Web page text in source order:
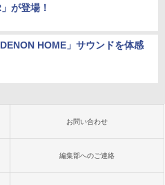
が登場！
HOME」サウンドを体感
お問い合わせ
編集部へのご連絡